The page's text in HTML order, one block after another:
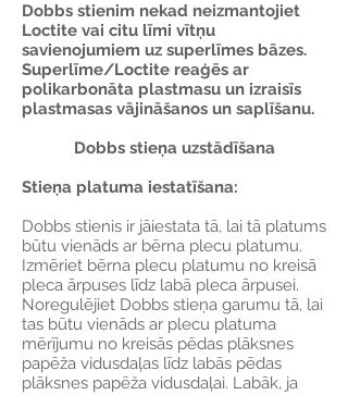
Dobbs stienim nekad neizmantojiet
Loctite vai citu līmi vītņu
savienojumiem uz superlīmes bāzes.
Superlīme/Loctite reaģēs ar
polikarbonāta plastmasu un izraisīs
plastmasas vājināšanos un saplīšanu.
Dobbs stieņa uzstādīšana
Stieņa platuma iestatīšana:
Dobbs stienis ir jāiestata tā, lai tā platums
būtu vienāds ar bērna plecu platumu.
Izmēriet bērna plecu platumu no kreisā
pleca ārpuses līdz labā pleca ārpusei.
Noregulējiet Dobbs stieņa garumu tā, lai
tas būtu vienāds ar plecu platuma
mērījumu no kreisās pēdas plāksnes
papēža vidusdaļas līdz labās pēdas
plāksnes papēža vidusdaļai. Labāk, ja